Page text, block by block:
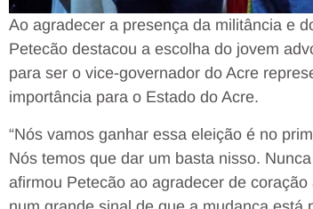
Ao agradecer a presença da militância e
Petecão destacou a escolha do jovem
para ser o vice-governador do Acre
importância para o Estado do Acre.
“Nós vamos ganhar essa eleição é no
Nós temos que dar um basta nisso.
afirmou Petecão ao agradecer de